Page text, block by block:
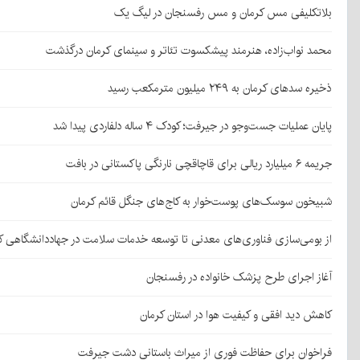
بلاتکلیفی مس کرمان و مس رفسنجان در لیگ یک
محمد نواب‌زاده، هنرمند پیشکسوت تئاتر و سینمای کرمان درگذشت
ذخیره سدهای کرمان به ۲۴۹ میلیون مترمکعب رسید
پایان عملیات جست‌وجو در جیرفت؛ کودک ۴ ساله دلفاردی پیدا شد
جریمه ۶ میلیارد ریالی برای قاچاقچی نارنگی پاکستانی در بافت
شبیخون سوسک‌های پوست‌خوار به کاج‌های جنگل قائم کرمان
از بومی‌سازی فناوری‌های معدنی تا توسعه خدمات سلامت در جهاددانشگاهی
آغاز اجرای طرح پزشک خانواده در رفسنجان
کاهش دید افقی و کیفیت هوا در استان کرمان
فراخوان برای حفاظت فوری از میراث باستانی دشت جیرفت